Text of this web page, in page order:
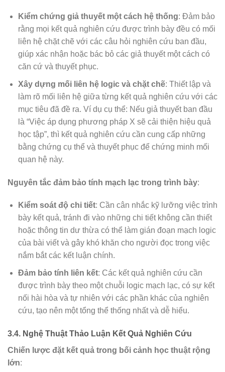
Kiểm chứng giả thuyết một cách hệ thống: Đảm bảo
rằng mọi kết quả nghiên cứu được trình bày đều có mối
liên hệ chặt chẽ với các câu hỏi nghiên cứu ban đầu,
giúp xác nhận hoặc bác bỏ các giả thuyết một cách có
căn cứ và thuyết phục.
Xây dựng mối liên hệ logic và chặt chẽ: Thiết lập và
làm rõ mối liên hệ giữa từng kết quả nghiên cứu với các
mục tiêu đã đề ra. Ví dụ cụ thể: Nếu giả thuyết ban đầu
là “Việc áp dụng phương pháp X sẽ cải thiện hiệu quả
học tập”, thì kết quả nghiên cứu cần cung cấp những
bằng chứng cụ thể và thuyết phục để chứng minh mối
quan hệ này.
Nguyên tắc đảm bảo tính mạch lạc trong trình bày:
Kiểm soát độ chi tiết: Cần cân nhắc kỹ lưỡng việc trình
bày kết quả, tránh đi vào những chi tiết không cần thiết
hoặc thông tin dư thừa có thể làm gián đoạn mạch logic
của bài viết và gây khó khăn cho người đọc trong việc
nắm bắt các kết luận chính.
Đảm bảo tính liên kết: Các kết quả nghiên cứu cần
được trình bày theo một chuỗi logic mạch lạc, có sự kết
nối hài hòa và tự nhiên với các phần khác của nghiên
cứu, tạo nên một tổng thể thống nhất và dễ hiểu.
3.4. Nghệ Thuật Thảo Luận Kết Quả Nghiên Cứu
Chiến lược đặt kết quả trong bối cảnh học thuật rộng
lớn: